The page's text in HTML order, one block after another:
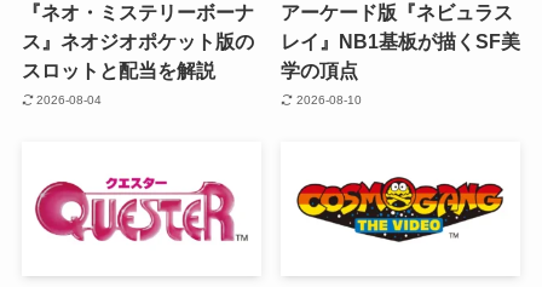
『ネオ・ミステリーボーナ
ス』ネオジオポケット版の
スロットと配当を解説
2026-08-04
アーケード版『ネビュラス
レイ』NB1基板が描くSF美
学の頂点
2026-08-10